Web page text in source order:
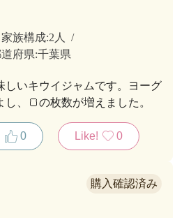
家族構成:2人
府県:千葉県
しいキウイジャムです。ヨーグ
、🍞の枚数が増えました。
0 Like! 0